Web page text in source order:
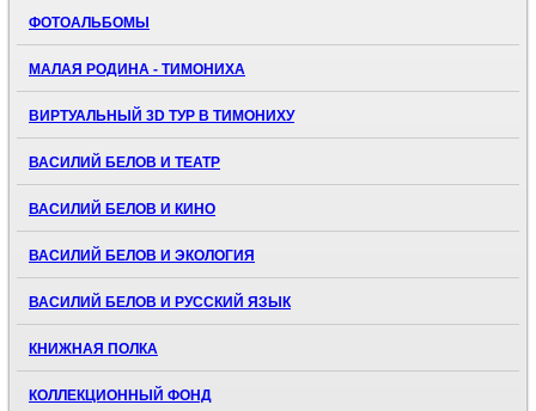
ФОТОАЛЬБОМЫ
МАЛАЯ РОДИНА - ТИМОНИХА
ВИРТУАЛЬНЫЙ 3D ТУР В ТИМОНИХУ
ВАСИЛИЙ БЕЛОВ И ТЕАТР
ВАСИЛИЙ БЕЛОВ И КИНО
ВАСИЛИЙ БЕЛОВ И ЭКОЛОГИЯ
ВАСИЛИЙ БЕЛОВ И РУССКИЙ ЯЗЫК
КНИЖНАЯ ПОЛКА
КОЛЛЕКЦИОННЫЙ ФОНД